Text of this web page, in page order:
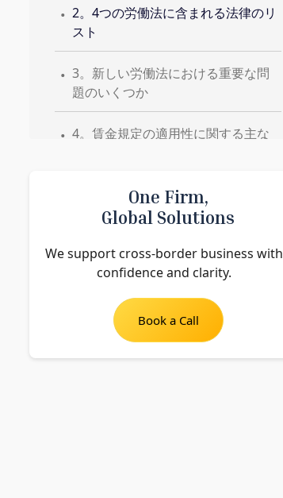
2。4つの労働法に含まれる法律のリ
スト
. 3。新しい労働法における重要な問
題のいくつか
. 4。賃金規定の適用性に関する主な
5。労働法の実施の遅れ
One Firm,
Global Solutions
We support cross-border business with
confidence and clarity.
Book a Call